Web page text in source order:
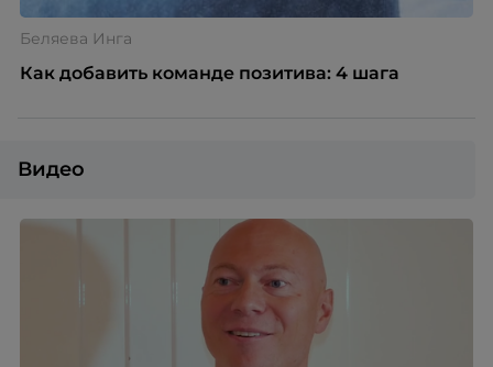
Беляева Инга
Как добавить команде позитива: 4 шага
Видео